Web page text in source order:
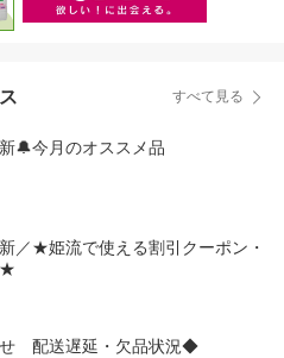
すべて見る
🔔今月のオススメ品
／★姫流で使える割引クーポン・
★
配送遅延・欠品状況◆